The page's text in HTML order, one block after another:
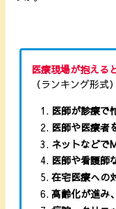
医療現場が抱える
（ランキング形式）
医師が診療で
医師や医療者
ネットなどで
医師や看護師
在宅医療への
高齢化が進み